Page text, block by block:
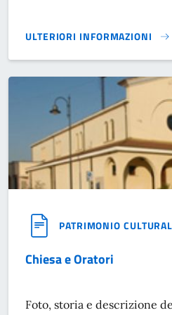
ULTERIORI INFORMAZIONI
CENNI STORICI}
PATRIMONIO
Chiesa e Oratori
Foto, storia e descrizione